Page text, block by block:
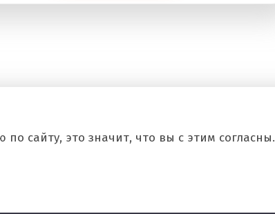
сайту, это значит, что вы с этим согласны.